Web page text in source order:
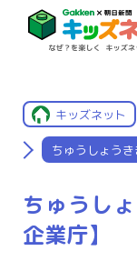
キッズネット
ちゅうしょうき
ちゅうし
企業庁】